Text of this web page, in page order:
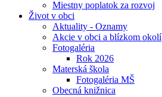
Miestny poplatok za rozvoj
Život v obci
Aktuality - Oznamy
Akcie v obci a blízkom okolí
Fotogaléria
Rok 2026
Materská škola
Fotogaléria MŠ
Obecná knižnica